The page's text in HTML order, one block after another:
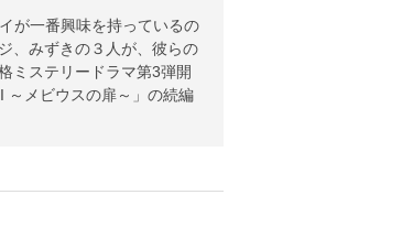
が一番興味を持っているの
、みずきの３人が、彼らの
ミステリードラマ第3弾開
～メビウスの扉～」の続編